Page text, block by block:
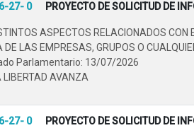
27- 0 PROYECTO DE SOLICITUD DE
ASPECTOS RELACIONADOS CON
DE LAS EMPRESAS, GRUPOS O
Parlamentario: 13/07/2026
LIBERTAD AVANZA
27- 0 PROYECTO DE SOLICITUD DE